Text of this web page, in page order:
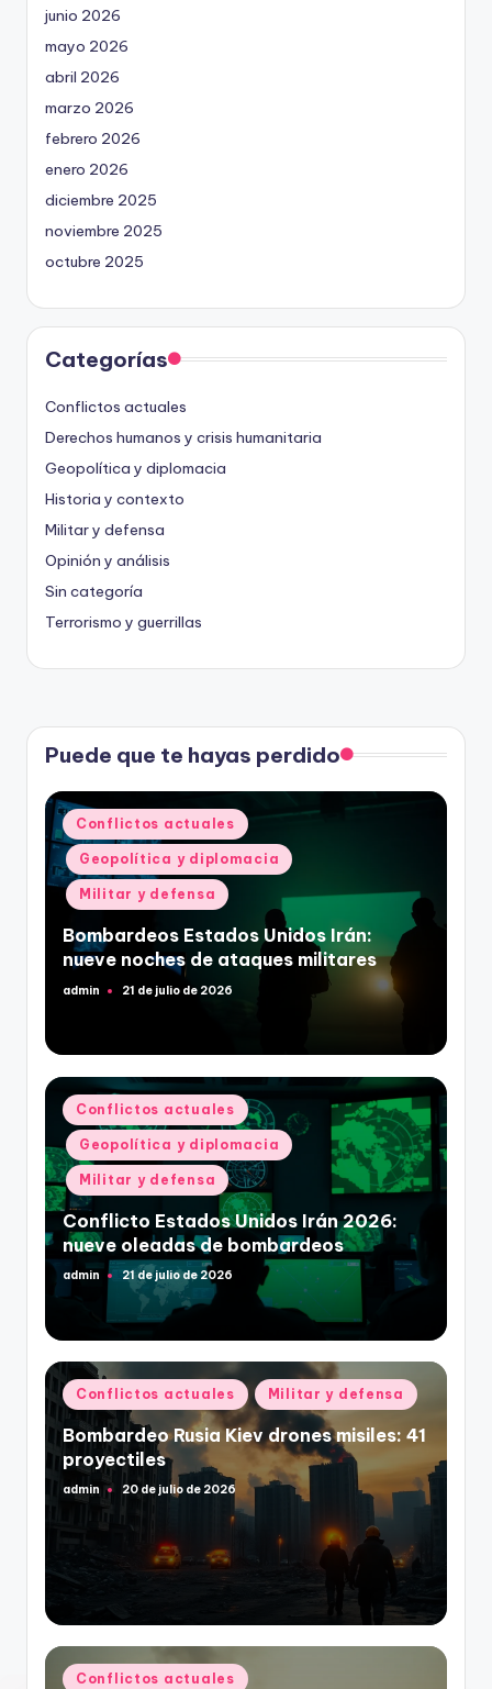
junio 2026
mayo 2026
abril 2026
marzo 2026
febrero 2026
enero 2026
diciembre 2025
noviembre 2025
octubre 2025
Categorías
Conflictos actuales
Derechos humanos y crisis humanitaria
Geopolítica y diplomacia
Historia y contexto
Militar y defensa
Opinión y análisis
Sin categoría
Terrorismo y guerrillas
Puede que te hayas perdido
Publicado
en
Conflictos actuales
Geopolítica y diplomacia
Militar y defensa
Bombardeos Estados Unidos Irán:
nueve noches de ataques militares
Publicado
admin 21 de julio de 2026
Publicado
en
Conflictos actuales
Geopolítica y diplomacia
Militar y defensa
Conflicto Estados Unidos Irán 2026:
nueve oleadas de bombardeos
Publicado
admin 21 de julio de 2026
Publicado
en
Conflictos actuales Militar y defensa
Bombardeo Rusia Kiev drones misiles: 41
proyectiles
Publicado
admin 20 de julio de 2026
Publicado
Conflictos actuales